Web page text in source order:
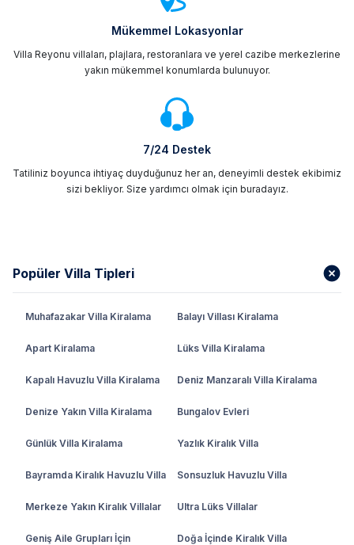
Mükemmel Lokasyonlar
Villa Reyonu villaları, plajlara, restoranlara ve yerel cazibe merkezlerine
yakın mükemmel konumlarda bulunuyor.
7/24 Destek
Tatiliniz boyunca ihtiyaç duyduğunuz her an, deneyimli destek ekibimiz
sizi bekliyor. Size yardımcı olmak için buradayız.
Popüler Villa Tipleri
Muhafazakar Villa Kiralama Balayı Villası Kiralama
Apart Kiralama Lüks Villa Kiralama
Kapalı Havuzlu Villa Kiralama Deniz Manzaralı Villa Kiralama
Denize Yakın Villa Kiralama Bungalov Evleri
Günlük Villa Kiralama Yazlık Kiralık Villa
Bayramda Kiralık Havuzlu Villa Sonsuzluk Havuzlu Villa
Merkeze Yakın Kiralık Villalar Ultra Lüks Villalar
Geniş Aile Grupları İçin Doğa İçinde Kiralık Villa